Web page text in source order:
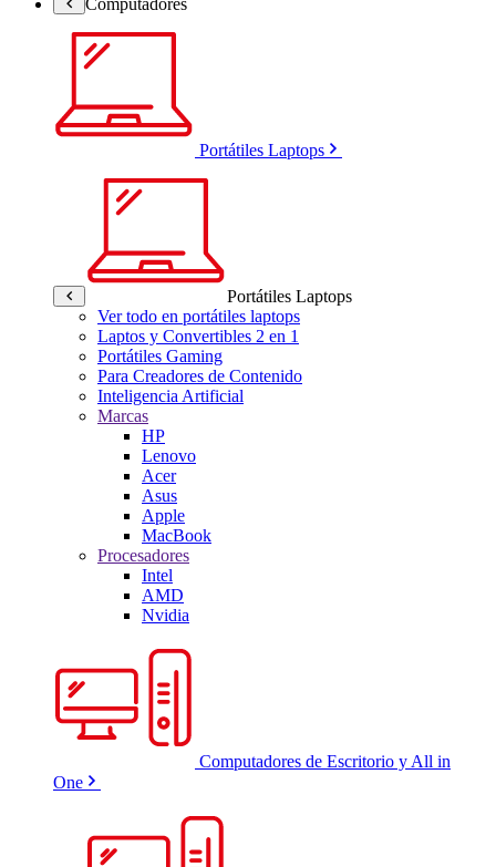
Portátiles Laptops
Portátiles Laptops
Ver todo en portátiles laptops
Laptos y Convertibles 2 en 1
Portátiles Gaming
Para Creadores de Contenido
Inteligencia Artificial
Marcas
HP
Lenovo
Acer
Asus
Apple
MacBook
Procesadores
Intel
AMD
Nvidia
Computadores de Escritorio y All in
One